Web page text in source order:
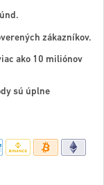
zákazníkov.
ako 10 miliónov
sú úplne